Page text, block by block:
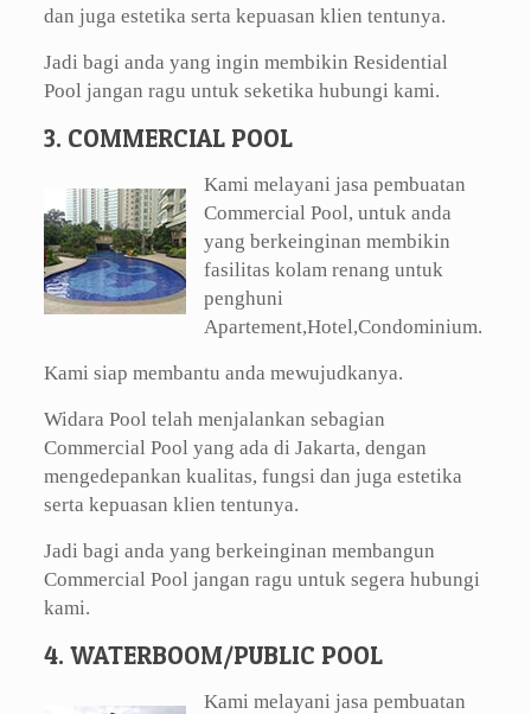
dan juga estetika serta kepuasan klien tentunya.
Jadi bagi anda yang ingin membikin Residential
Pool jangan ragu untuk seketika hubungi kami.
3. COMMERCIAL POOL
Kami melayani jasa pembuatan
Commercial Pool, untuk anda
yang berkeinginan membikin
fasilitas kolam renang untuk
penghuni
Apartement,Hotel,Condominium.
Kami siap membantu anda mewujudkanya.
Widara Pool telah menjalankan sebagian
Commercial Pool yang ada di Jakarta, dengan
mengedepankan kualitas, fungsi dan juga estetika
serta kepuasan klien tentunya.
Jadi bagi anda yang berkeinginan membangun
Commercial Pool jangan ragu untuk segera hubungi
kami.
4. WATERBOOM/PUBLIC POOL
Kami melayani jasa pembuatan